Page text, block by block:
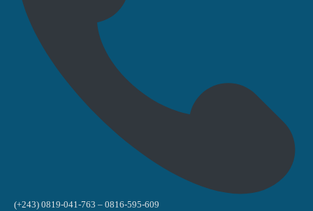
(+243) 0819-041-763 – 0816-595-609